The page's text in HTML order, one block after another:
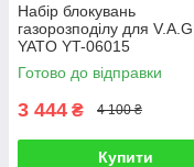
Набір блокувань
газорозподілу для V.A.G
YATO YT-06015
Готово до відправки
3 444 ₴ 4 100 ₴
Купити